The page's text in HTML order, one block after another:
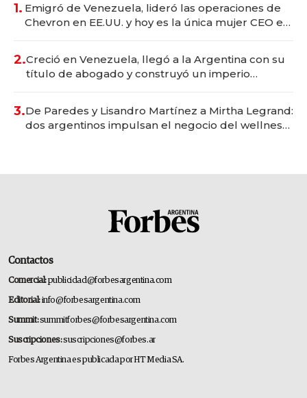
1. Emigró de Venezuela, lideró las operaciones de
Chevron en EE.UU. y hoy es la única mujer CEO en
2.Creció en Venezuela, llegó a la Argentina con su
título de abogado y construyó un imperio
3.De Paredes y Lisandro Martínez a Mirtha Legrand:
dos argentinos impulsan el negocio del wellness
Contactos
Comercial:publicidad@forbesargentina.com
Editorial:info@forbesargentina.com
Summit:summitforbes@forbesargentina.com
Suscripciones:suscripciones@forbes.ar
Forbes Argentina es publicada por HT Media SA.